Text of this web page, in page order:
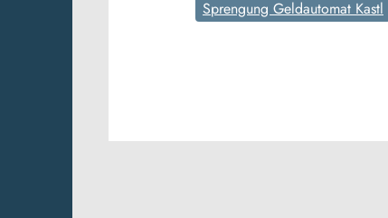
Sprengung Geldautomat Kastl